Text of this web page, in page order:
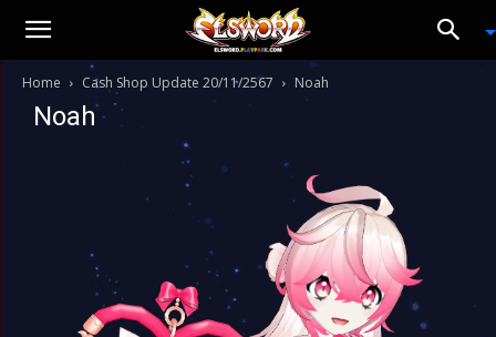
Home Cash Shop Update 20/11/2567 Noah
Noah